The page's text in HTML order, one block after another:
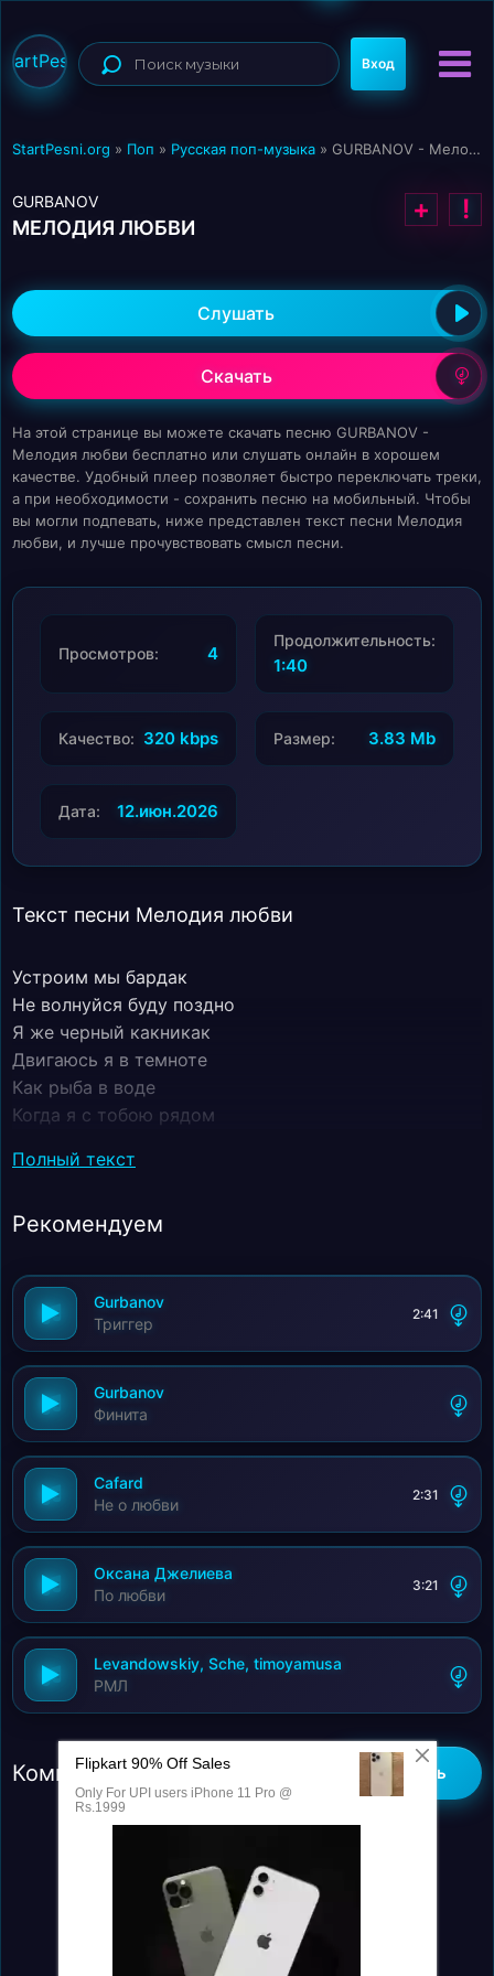
Вход
StartPesni.org » Поп » Русская поп-музыка » GURBANOV - Мелодия любви
GURBANOV
МЕЛОДИЯ ЛЮБВИ
+ !
Слушать
Скачать
На этой странице вы можете скачать песню GURBANOV -
Мелодия любви бесплатно или слушать онлайн в хорошем
качестве. Удобный плеер позволяет быстро переключать треки,
а при необходимости - сохранить песню на мобильный. Чтобы
вы могли подпевать, ниже представлен текст песни Мелодия
любви, и лучше прочувствовать смысл песни.
Просмотров: 4
Продолжительность:
1:40
Качество: 320 kbps Размер: 3.83 Mb
Дата: 12.июн.2026
Текст песни Мелодия любви
Устроим мы бардак
Не волнуйся буду поздно
Я же черный какникак
Двигаюсь я в темноте
Как рыба в воде
Когда я с тобою рядом
С тобой рядом Гурбанов
Куда хочешь иди
Между нами играет
Мелодия любви
Полный текст
Рекомендуем
Gurbanov
Триггер
2:41
Gurbanov
Финита
Cafard
Не о любви
2:31
Оксана Джелиева
По любви
3:21
Levandowskiy, Sche, timoyamusa
РМЛ
Комментарии (0) Добавить